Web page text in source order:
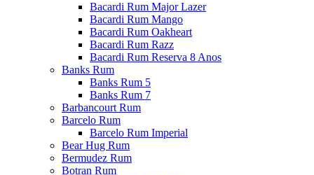
Bacardi Rum Major Lazer
Bacardi Rum Mango
Bacardi Rum Oakheart
Bacardi Rum Razz
Bacardi Rum Reserva 8 Anos
Banks Rum
Banks Rum 5
Banks Rum 7
Barbancourt Rum
Barcelo Rum
Barcelo Rum Imperial
Bear Hug Rum
Bermudez Rum
Botran Rum